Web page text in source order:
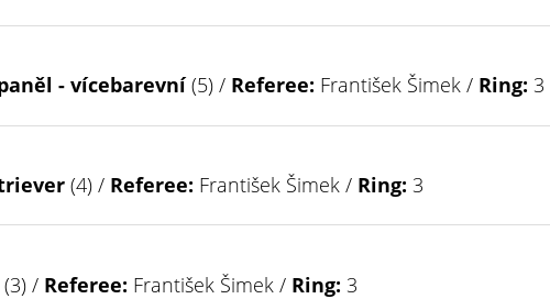
- vícebarevní(5) / Referee: František Šimek / Ring: 3
(4) / Referee: František Šimek / Ring: 3
(3) / Referee: František Šimek / Ring: 3